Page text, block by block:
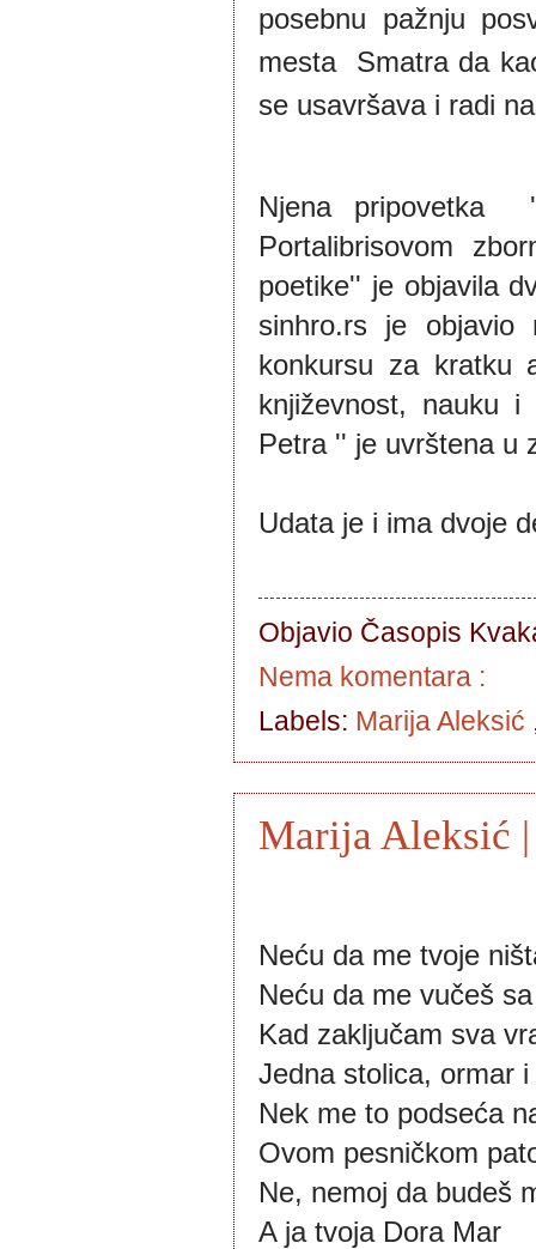
posebnu pažnju
mesta Smatra da
se usavršava i radi
Njena pripovetka
Portalibrisovom
poetike'' je objavila
sinhro.rs je
konkursu za kratku
književnost, nauku
Petra '' je uvrštena u
Udata je i ima dvoje
Objavio Časopis
Nema komentara :
Labels: Marija Aleksić
Marija Aleksić
Neću da me tvoje
Neću da me vučeš
Kad zaključam sva
Jedna stolica, ormar i
Nek me to podseća
Ovom pesničkom
Ne, nemoj da budeš
A ja tvoja Dora Mar